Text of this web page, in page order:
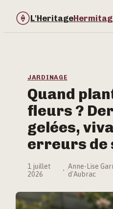
L'Heritage
Immobilier
Jardinage
Maison & Déco
JARDINAGE
Quand
fleurs ?
gelées,
erreurs de
1 juillet
2026
·Anne-Lise
d'Aubrac